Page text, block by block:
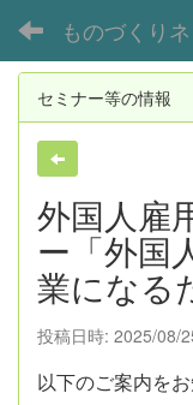
ものづくり
セミナー等の情報
外国人雇
ー「外国
業になる
投稿日時: 2025/08/
以下のご案内をお